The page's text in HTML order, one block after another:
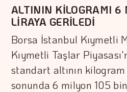
ALTININ KİLOGRAMI 6
LİRAYA GERİLEDİ
Borsa İstanbul Kıymetli
Kıymetli Taşlar
standart altının
sonunda 6 milyon 105